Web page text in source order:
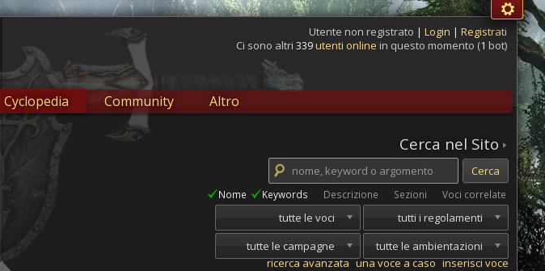
Utente non registrato | Login |Registrati
Ci sono altri339utenti online in questo momento (1 bot)
Cyclopedia Community Altro
Cerca nel Sito
Nome Keywords Descrizione Sezioni Voci correlate
tutti i regolamenti
tutte le voci
tutte le ambientazioni
tutte le campagne
ricerca avanzata una voce a caso inserisci voce